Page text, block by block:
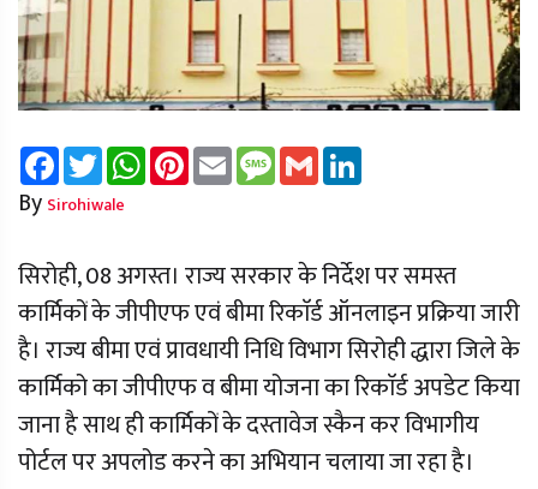
FacebookTwitterWhatsAppPinterest
Email Message
Gmail
By Sirohiwale
सिरोही, 08 अगस्त। राज्य सरकार के निर्देश पर समस्त
कार्मिकों के जीपीएफ एवं बीमा रिकाॅर्ड ऑनलाइन प्रक्रिया जारी
है। राज्य बीमा एवं प्रावधायी निधि विभाग सिरोही द्धारा जिले के
कार्मिको का जीपीएफ व बीमा योजना का रिकाॅर्ड अपडेट किया
जाना है साथ ही कार्मिकों के दस्तावेज स्कैन कर विभागीय
पोर्टल पर अपलोड करने का अभियान चलाया जा रहा है।